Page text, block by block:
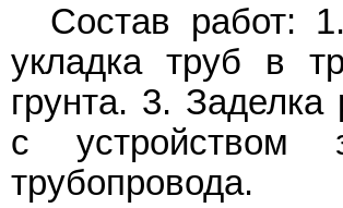
Состав работ:
укладка труб в
грунта. 3.
с устройством
трубопровода.